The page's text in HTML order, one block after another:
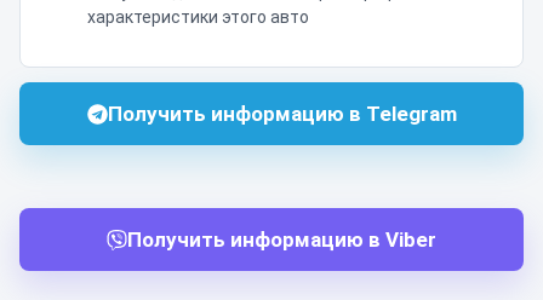
характеристики этого авто
Получить информацию в Telegram
Получить информацию в Viber